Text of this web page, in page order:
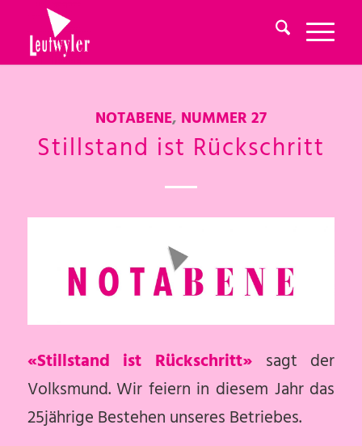
NOTABENE, NUMMER 27
Stillstand ist Rückschritt
«Stillstand ist Rückschritt» sagt der
Volksmund. Wir feiern in diesem Jahr das
25jährige Bestehen unseres Betriebes.